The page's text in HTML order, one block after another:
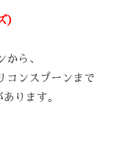
）
ら、
コンスプーンまで
ります。